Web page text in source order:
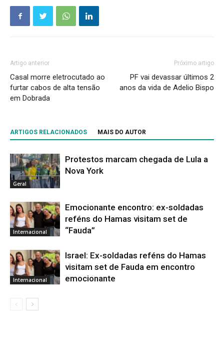
Artigo anterior
Casal morre eletrocutado ao
furtar cabos de alta tensão
em Dobrada
Próximo artigo
PF vai devassar últimos 2
anos da vida de Adelio Bispo
ARTIGOS RELACIONADOS MAIS DO AUTOR
Geral
Protestos marcam chegada de Lula a
Nova York
Internacional
Emocionante encontro: ex-soldadas
reféns do Hamas visitam set de
“Fauda”
Internacional
Israel: Ex-soldadas reféns do Hamas
visitam set de Fauda em encontro
emocionante